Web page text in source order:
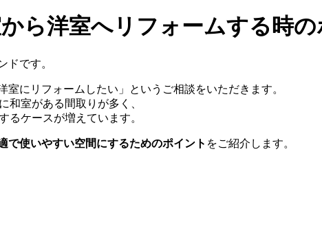
ら洋室へリフォームする時
ドです。
にリフォームしたい」というご相談をいただきます。
和室がある間取りが多く、
るケースが増えています。
で使いやすい空間にするためのポイント をご紹介します。